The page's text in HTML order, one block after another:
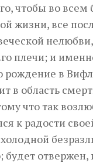
чтобы во
жизни, все
плечи; и
рождение в
в область
что так
к радости
отвержен,